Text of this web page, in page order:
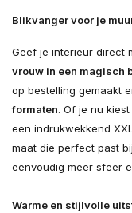
Blikvanger voor je
Geef je interieur direct
vrouw in een magisch
op bestelling gemaakt
formaten. Of je nu
een indrukwekkend
maat die perfect past
eenvoudig meer sfeer
Warme en stijlvolle